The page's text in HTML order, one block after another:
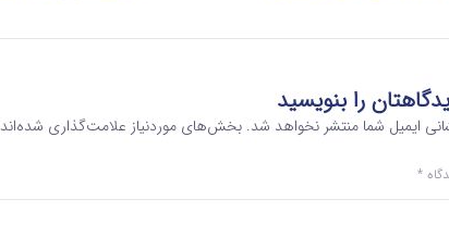
را بنویسید
ایمیل شما منتشر نخواهد شد. بخش‌های موردنیاز علامت‌گذاری شده‌اند
*